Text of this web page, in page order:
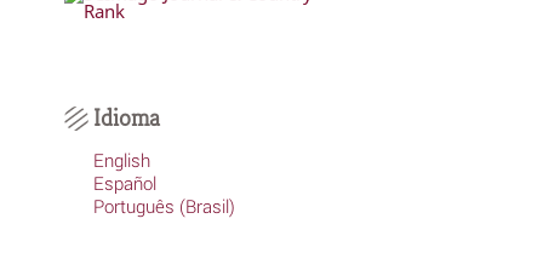
Idioma
English
Español
Português (Brasil)